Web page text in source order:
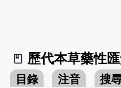
book_2
歷代本草藥性
目錄 注音
搜